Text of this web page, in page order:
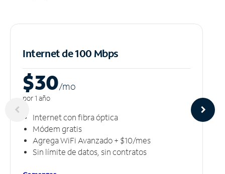
Internet de 100 Mbps
$30/mo
por 1 año
Internet con fibra óptica
Módem gratis
Agrega WiFi Avanzado + $10/mes
Sin límite de datos, sin contratos